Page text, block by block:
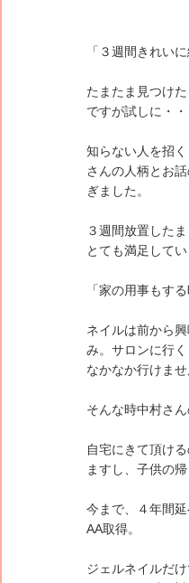
「３週間きれい
たまたま見つけ
ですが試しに・
知らない人を招
さんの人柄とお
ぎました。
３週間放置した
とても満足してい
「家の用事もす
ネイルは前から
み。サロンに行
なかなか行けませ
そんな時中村さ
自宅にきて頂け
ますし、子供の
今まで、４年間
AA取得。
ジェルネイルだ